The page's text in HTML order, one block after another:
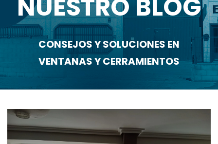
NUESTRO BLOG
CONSEJOS Y SOLUCIONES EN
VENTANAS Y CERRAMIENTOS